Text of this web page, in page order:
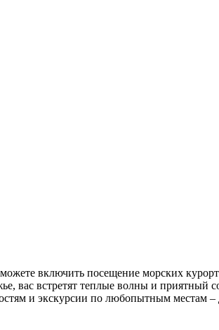
включить посещение морских
вас встретят теплые волны и приятный
и экскурсии по любопытным местам